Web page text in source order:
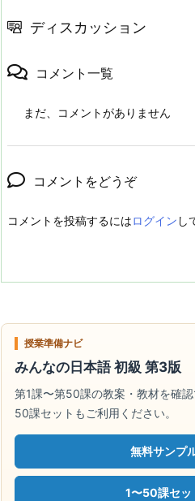
ディスカッション
コメント一覧
まだ、コメントがありません
コメントをどうぞ
コメントを投稿するにはログイン し
授業準備ナビ
みんなの日本語 初級 第3版
第1課〜第50課の教案・教材を確
50課セットもご利用ください。
無料サンプ
1〜50課セッ